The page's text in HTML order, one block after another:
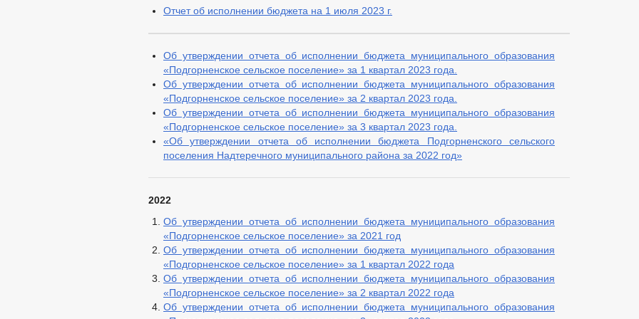
КОМИССИЯ ПО СОБЛЮДЕНИЮ ТРЕБОВАНИЙ К СЛУЖЕБНОМУ ПОВЕДЕНИЮ И УРЕГУЛИРОВАНИЮ КОНФЛИКТА
ПРАВОВЫЕ АКТЫ
ПОСТАНОВЛЕНИЯ АДМИНИСТРАЦИИ
РАСПОРЯЖЕНИЯ АДМИНИСТРАЦИИ
ПОРЯДОК ОБЖАЛОВАНИЯ НПА
ПУБЛИЧНЫЕ СЛУШАНИЯ
БЮДЖЕТ
БЮДЖЕТ ПО ГОДАМ
ОТЧЕТ ОБ ИСПОЛНЕНИИ БЮДЖЕТА
МУНИЦИПАЛЬНЫЕ УСЛУГИ
БЛАНКИ, ФОРМЫ, ЗАЯВЛЕНИЯ И ИНЫХ ДОКУМЕНТОВ ДЛЯ ОКАЗАНИЯ УСЛУГ
СТАНДАРТЫ МУНИЦИПАЛЬНЫХ УСЛУГ
НОРМАТИВНО-ПРАВОВЫЕ АКТЫ
ПРИЕМ ГРАЖДАН
Отчет об исполнении бюджета на 1 июля 2023 г.
Об утверждении отчета об исполнении бюджета муниципального образования
«Подгорненское сельское поселение» за 1 квартал 2023 года.
Об утверждении отчета об исполнении бюджета муниципального образования
«Подгорненское сельское поселение» за 2 квартал 2023 года.
Об утверждении отчета об исполнении бюджета муниципального образования
«Подгорненское сельское поселение» за 3 квартал 2023 года.
«Об утверждении отчета об исполнении бюджета Подгорненского сельского
поселения Надтеречного муниципального района за 2022 год»
2022
Об утверждении отчета об исполнении бюджета муниципального образования
«Подгорненское сельское поселение» за 2021 год
Об утверждении отчета об исполнении бюджета муниципального образования
«Подгорненское сельское поселение» за 1 квартал 2022 года
Об утверждении отчета об исполнении бюджета муниципального образования
«Подгорненское сельское поселение» за 2 квартал 2022 года
Об утверждении отчета об исполнении бюджета муниципального образования